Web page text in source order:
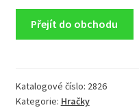
Přejít do obchodu
Katalogové číslo: 2826
Kategorie: Hračky